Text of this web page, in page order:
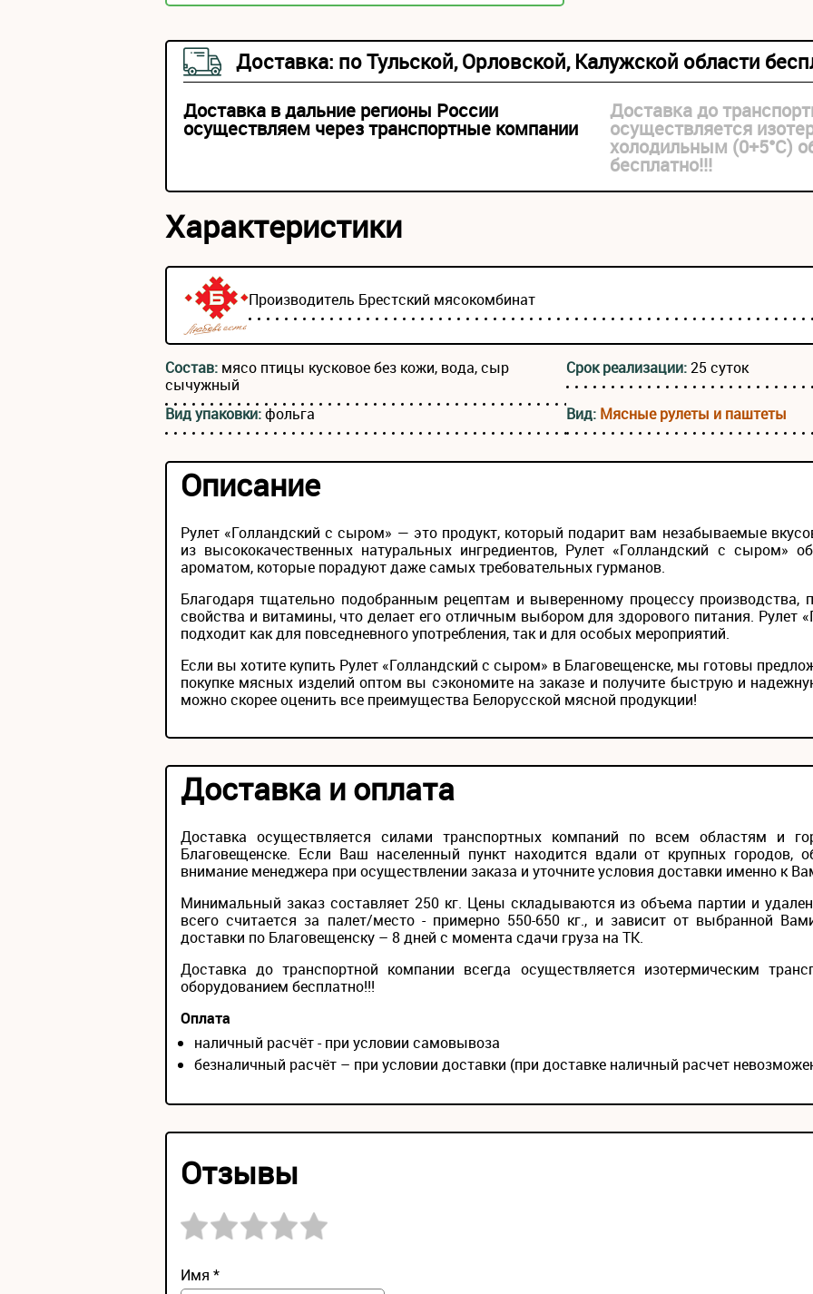
Доставка: по Тульской, Орловской, Калужской области
Доставка в дальние регионы России
осуществляем через транспортные компании
Доставка до
осуществляется
холодильным (0+5°С)
бесплатно!!!
Характеристики
Производитель Брестский мясокомбинат
Состав: мясо птицы кусковое без кожи, вода, сыр
сычужный
Срок реализации:25 суток
Вид упаковки:фольга Вид: Мясные рулеты и паштеты
Описание
Рулет «Голландский с сыром» — это продукт, который подарит вам незабываемые
из высококачественных натуральных ингредиентов, Рулет «Голландский с сыром»
ароматом, которые порадуют даже самых требовательных гурманов.
Благодаря тщательно подобранным рецептам и выверенному процессу производства,
свойства и витамины, что делает его отличным выбором для здорового питания. Рулет
подходит как для повседневного употребления, так и для особых мероприятий.
Если вы хотите купить Рулет «Голландский с сыром» в Благовещенске, мы готовы
покупке мясных изделий оптом вы сэкономите на заказе и получите быструю и
можно скорее оценить все преимущества Белорусской мясной продукции!
Доставка и оплата
Доставка осуществляется силами транспортных компаний по всем областям и
Благовещенске. Если Ваш населенный пункт находится вдали от крупных городов,
внимание менеджера при осуществлении заказа и уточните условия доставки именно к
Минимальный заказ составляет 250 кг. Цены складываются из объема партии и
всего считается за палет/место - примерно 550-650 кг., и зависит от выбранной
доставки по Благовещенску – 8 дней с момента сдачи груза на ТК.
Доставка до транспортной компании всегда осуществляется изотермическим
оборудованием бесплатно!!!
Оплата
наличный расчёт - при условии самовывоза
безналичный расчёт – при условии доставки (при доставке наличный расчет
Отзывы
Имя *